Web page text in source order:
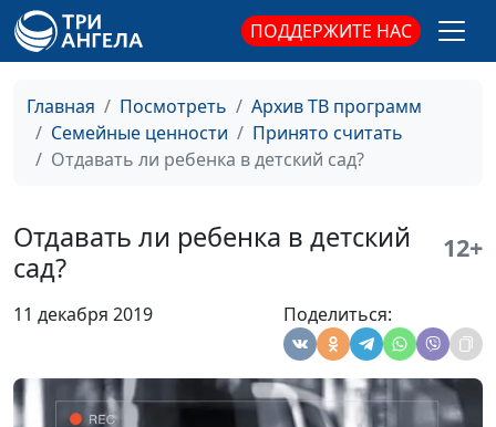
ПОДДЕРЖИТЕ НАС
Главная Посмотреть
Архив ТВ программ
Семейные ценности
Принято считать
Отдавать ли ребенка в детский сад?
Отдавать ли ребенка в детский
сад?
12+
11 декабря 2019 Поделиться:
детей
Диана Федусива,
детский психолог
детьми
Диана Федусива,
детский психолог
детский психолог
Психологическая
готовность к школе
Диана Федусива,
детский психолог
Зачем ребенку играть?
Анна Ронжина,
Диана Федусива,
#596